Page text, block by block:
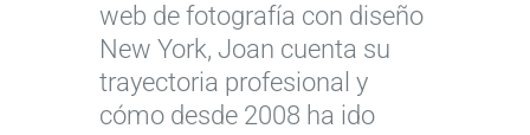
web de fotografía con diseño
New York, Joan cuenta su
trayectoria profesional y
cómo desde 2008 ha ido